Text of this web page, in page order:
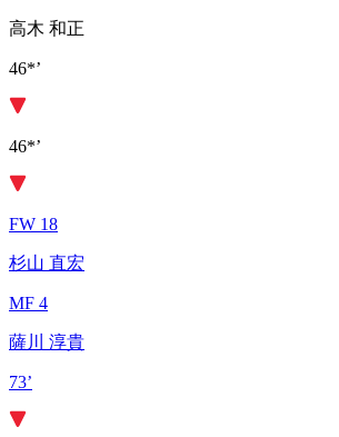
高木 和正
46*’
46*’
FW 18
杉山 直宏
MF 4
薩川 淳貴
73’